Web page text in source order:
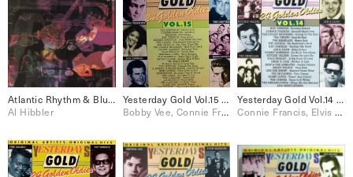
Atlantic Rhythm & Blues: 1947-1974 [Disc 1]
Al Hibbler
Yesterday Gold Vol.15 – 24 Golden Oldies
Bobby Vee, Connie Francis, Elvis Presley, Freddy Cannon, Paul Anka, Ray Charles, Roy Orbison, The Drifters, The Everly Brothers, The Platters
Yesterday Gold Vol.14 – 24 Golden Oldies
Connie Francis, Elvis Presley, Ray Charles, Roy Orbison, The Everly Brothers, The Skyliners